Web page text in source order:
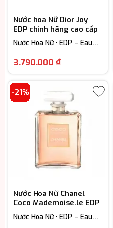
Nước hoa Nữ Dior Joy
EDP chính hãng cao cấp
Nước Hoa Nữ · EDP – Eau
7-12h) · Woody Scent -
3.790.000₫Giá
là:
3.790.000 ₫.
-21%
Nước Hoa Nữ Chanel
Coco Mademoiselle EDP
Nước Hoa Nữ · EDP – Eau